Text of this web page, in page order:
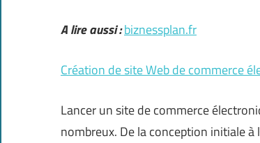
A lire aussi :biznessplan.fr
Création de site Web de commerce
Lancer un site de commerce
nombreux. De la conception initiale